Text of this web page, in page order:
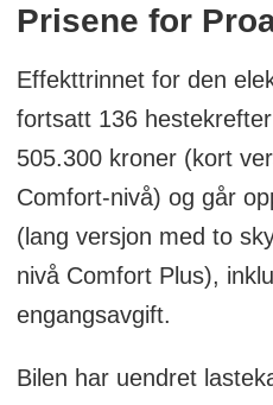
10-tommers IVI MID
speiling av mobil navi
10-tommers digitalt
Automatisk klima 2-
Smart active vision
ryggekamera,
Parkeringssensorer
innvendig elektronisk
Prisene for
Effekttrinnet for den
fortsatt 136
505.300 kroner (kort
Comfort-nivå) og går
(lang versjon med to
nivå Comfort Plus),
engangsavgift.
Bilen har uendret